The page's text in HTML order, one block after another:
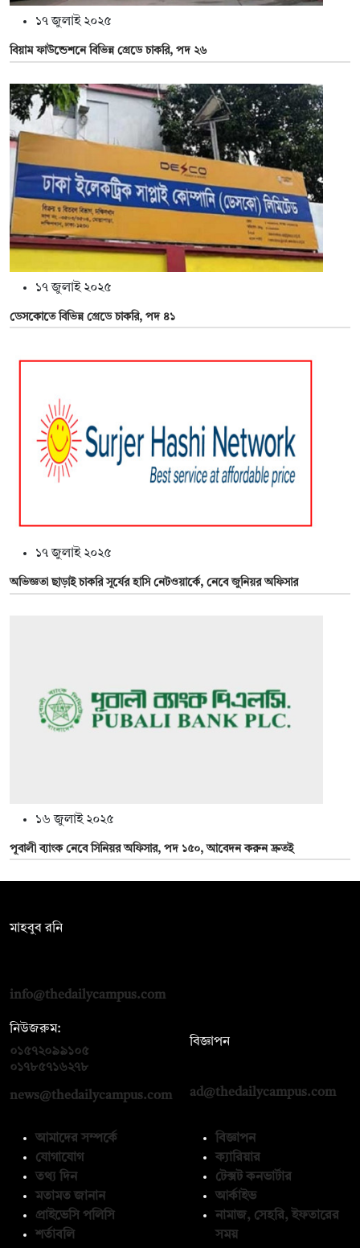
১৭ জুলাই ২০২৫
বিয়াম ফাউন্ডেশনে বিভিন্ন গ্রেডে চাকরি, পদ ২৬
১৭ জুলাই ২০২৫
ডেসকোতে বিভিন্ন গ্রেডে চাকরি, পদ ৪১
১৭ জুলাই ২০২৫
অভিজ্ঞতা ছাড়াই চাকরি সূর্যের হাসি নেটওয়ার্কে, নেবে জুনিয়র অফিসার
১৬ জুলাই ২০২৫
পূবালী ব্যাংক নেবে সিনিয়র অফিসার, পদ ১৫০, আবেদন করুন দ্রুতই
মাহবুব রনি
info@thedailycampus.com
নিউজরুম:
০১৫৭২০৯৯১০৫
০১৭৮৫৭১৬২৭৮
news@thedailycampus.com
বিজ্ঞাপন
ad@thedailycampus.com
আমাদের সম্পর্কে
যোগাযোগ
তথ্য দিন
মতামত জানান
প্রাইভেসি পলিসি
শর্তাবলি
বিজ্ঞাপন
ক্যারিয়ার
টেক্সট কনভার্টার
আর্কাইভ
নামাজ, সেহরি, ইফতারের
সময়